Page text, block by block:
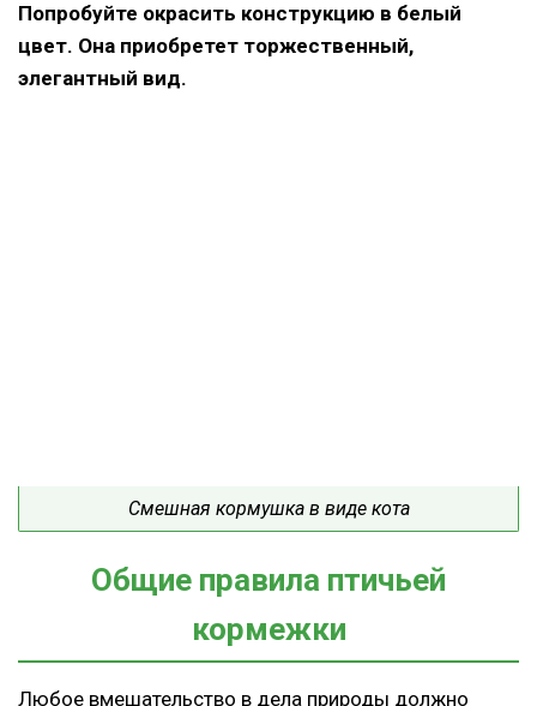
Попробуйте окрасить конструкцию в белый
цвет. Она приобретет торжественный,
элегантный вид.
Смешная кормушка в виде кота
Общие правила птичьей
кормежки
Любое вмешательство в дела природы должно